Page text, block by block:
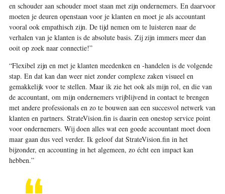
en schouder aan schouder moet staan met zijn ondernemers. En daarvoor
moeten je deuren openstaan voor je klanten en moet je als accountant
vooral ook empathisch zijn. De tijd nemen om te luisteren naar de
verhalen van je klanten is de absolute basis. Zij zijn immers meer dan
ooit op zoek naar connectie!”
“Flexibel zijn en met je klanten meedenken en -handelen is de volgende
stap. En dat kan dan weer niet zonder complexe zaken visueel en
gemakkelijk voor te stellen. Maar ik zie het ook als mijn rol, en die van
de accountant, om mijn ondernemers vrijblijvend in contact te brengen
met andere professionals en zo te bouwen aan een succesvol netwerk van
klanten en partners. StrateVision.fin is daarin een onestop service point
voor ondernemers. Wij doen alles wat een goede accountant moet doen
maar gaan dus veel verder. Ik geloof dat StrateVision.fin in het
bijzonder, en accounting in het algemeen, zo écht een impact kan
hebben.”